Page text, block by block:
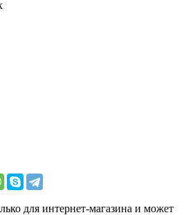
для интернет-магазина и может